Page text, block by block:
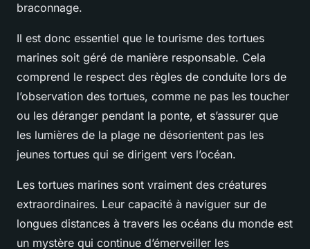
braconnage.
Il est donc essentiel que le tourisme des tortues
marines soit géré de manière responsable. Cela
comprend le respect des règles de conduite lors de
l’observation des tortues, comme ne pas les toucher
ou les déranger pendant la ponte, et s’assurer que
les lumières de la plage ne désorientent pas les
jeunes tortues qui se dirigent vers l’océan.
Les tortues marines sont vraiment des créatures
extraordinaires. Leur capacité à naviguer sur de
longues distances à travers les océans du monde est
un mystère qui continue d’émerveiller les